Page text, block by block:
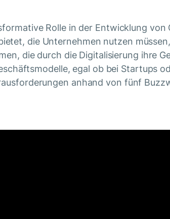
Rolle in der Entwicklung
die Unternehmen nutzen
die durch die Digitalisierung ihre
egal ob bei Startups
anhand von fünf